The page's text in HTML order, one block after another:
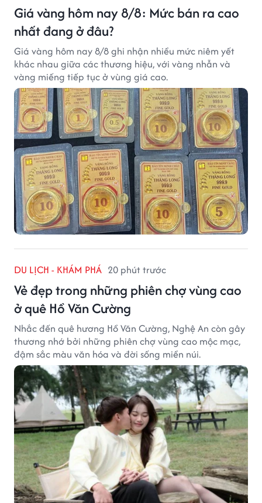
Giá vàng hôm nay 8/8: Mức bán ra cao
nhất đang ở đâu?
Giá vàng hôm nay 8/8 ghi nhận nhiều mức niêm yết
khác nhau giữa các thương hiệu, với vàng nhẫn và
vàng miếng tiếp tục ở vùng giá cao.
DU LỊCH - KHÁM PHÁ 20 phút trước
Vẻ đẹp trong những phiên chợ vùng cao
ở quê Hồ Văn Cường
Nhắc đến quê hương Hồ Văn Cường, Nghệ An còn gây
thương nhớ bởi những phiên chợ vùng cao mộc mạc,
đậm sắc màu văn hóa và đời sống miền núi.